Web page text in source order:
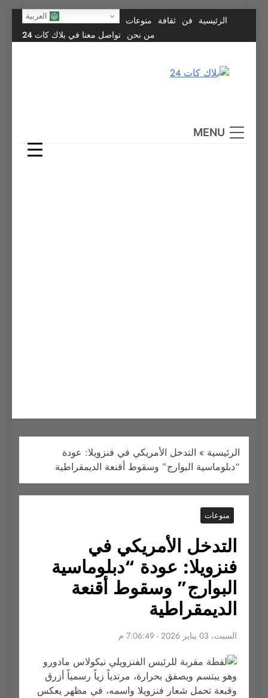
content
الرئيسية فن ثقافة منوعات العربية
من نحن تواصل معنا في بلاك كات 24
MENU
الرئيسية » التدخل الأمريكي في فنزويلا: عودة
“دبلوماسية البوارج” وسقوط أقنعة الديمقراطية
منوعات
التدخل الأمريكي في
فنزويلا: عودة “دبلوماسية
البوارج” وسقوط أقنعة
الديمقراطية
السبت، 03 يناير 2026 - 7:06:49 م